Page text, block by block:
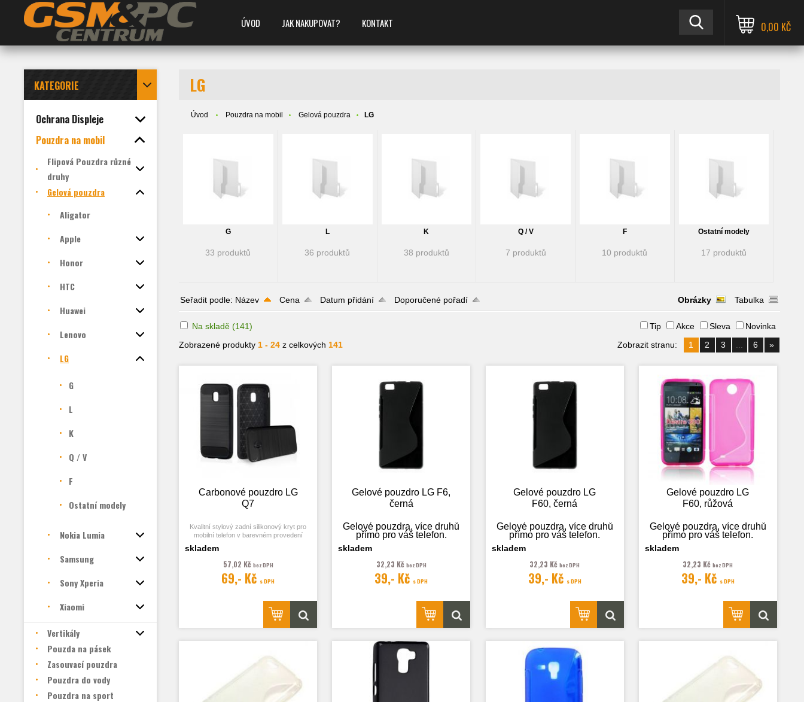
ÚVOD JAK NAKUPOVAT? KONTAKT 0,00 KČ
KATEGORIE
Ochrana Displeje
Pouzdra na mobil
Flipová Pouzdra různé
druhy
Gelová pouzdra
Aligator
Apple
Honor
HTC
Huawei
Lenovo
LG
G
L
K
Q / V
F
Ostatní modely
Nokia Lumia
Samsung
Sony Xperia
Xiaomi
Vertikály
Pouzda na pásek
Zasouvací pouzdra
Pouzdra do vody
Pouzdra na sport
LG
Úvod Pouzdra na mobil Gelová pouzdra LG
G
33 produktů
L
36 produktů
K
38 produktů
Q / V
7 produktů
F
10 produktů
Ostatní modely
17 produktů
Seřadit podle: Název Cena Datum přidání Doporučené pořadí Obrázky Tabulka
Na skladě (141) Tip Akce Sleva
Novinka
Zobrazené produkty 1 - 24 z celkových 141 Zobrazit stranu: 1 2 3 6 »
Carbonové pouzdro LG
Q7
Kvalitní stylový zadní silikonový kryt pro
mobilní telefon v barevném provedení
Fotografie je pouze ilustrační.
skladem
57,02 Kč bez DPH
69,- Kč s DPH
Gelové pouzdro LG F6,
černá
Gelové pouzdra, více druhů
přímo pro váš telefon.
Fotografie je pouze
ilustrační.
skladem
32,23 Kč bez DPH
39,- Kč s DPH
Gelové pouzdro LG
F60, černá
Gelové pouzdra, více druhů
přímo pro váš telefon.
Fotografie je pouze
ilustrační.
skladem
32,23 Kčbez DPH
39,- Kč s DPH
Gelové pouzdro LG
F60, růžová
Gelové pouzdra, více druhů
přímo pro váš telefon.
Fotografie je pouze
ilustrační.
skladem
32,23 Kčbez DPH
39,- Kč s DPH